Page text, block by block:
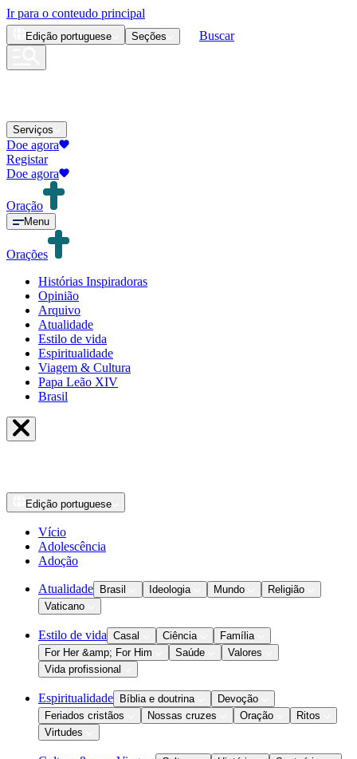
Ir para o conteudo principal
Edição portuguese Seções Buscar
Serviços
Doe agora
Registar
Doe agora
Oração
Menu
Orações
Histórias Inspiradoras
Opinião
Arquivo
Atualidade
Estilo de vida
Espiritualidade
Viagem & Cultura
Papa Leão XIV
Brasil
Edição portuguese
Vício
Adolescência
Adoção
Atualidade Brasil Ideologia Mundo
Religião
Vaticano
Estilo de vida Casal Ciência
Família
For Her &amp; For Him
Saúde
Valores
Vida profissional
Espiritualidade Bíblia e doutrina
Devoção
Feriados cristãos
Nossas cruzes Oração
Ritos
Virtudes